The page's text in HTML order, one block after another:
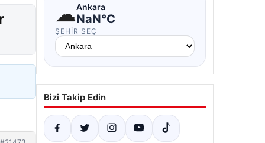
☁Ankara
NaN°C
ŞEHIR SEÇ
Bizi Takip Edin